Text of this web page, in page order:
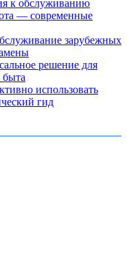
к обслуживанию
— современные
зарубежных
решение для
использовать
гид